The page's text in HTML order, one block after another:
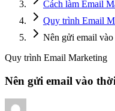
Cách làm Email
Quy trình Email
Nên gửi email
Quy trình Email Marketing
Nên gửi email vào